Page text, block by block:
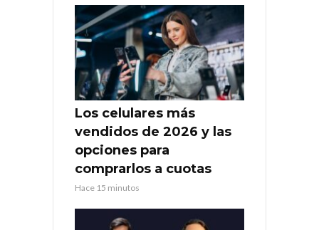
Los celulares más
vendidos de 2026 y las
opciones para
comprarlos a cuotas
Hace 15 minutos